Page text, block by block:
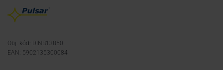
Obj. kód: DINB13850
EAN: 5902135300084